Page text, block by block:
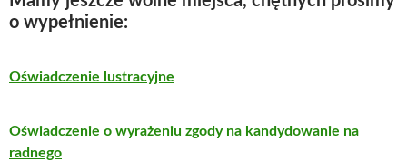
o wypełnienie:
Oświadczenie lustracyjne
Oświadczenie o wyrażeniu zgody na kandydowanie na
radnego